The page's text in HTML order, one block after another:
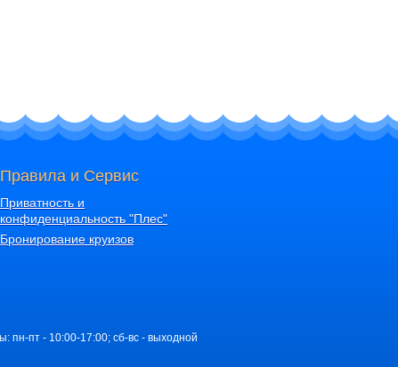
Правила и Сервис
Приватность и
конфиденциальность "Плес"
Бронирование круизов
пн-пт - 10:00-17:00; сб-вс - выходной